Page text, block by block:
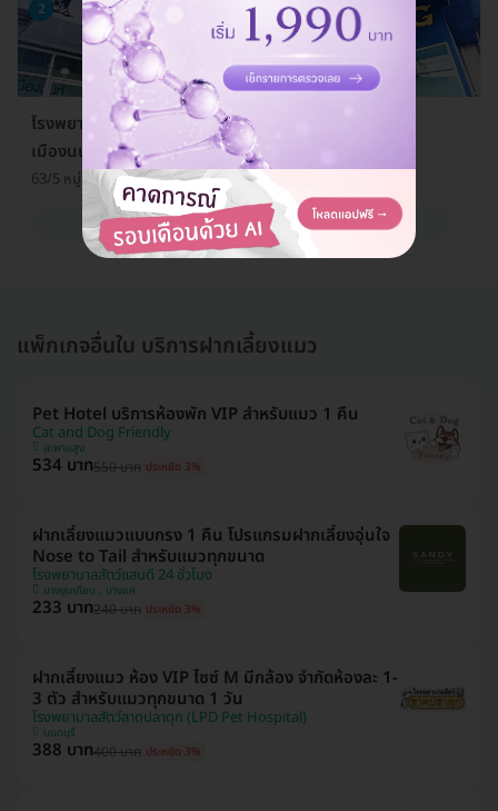
2
โรงพยาบาลสัตว์ลาดปลาดุก (LPD Pet Hospital) สาขา
เมืองนนท์
63/5 หมู่ 10 ถ. ราชพฤกษ์ ต. บางกร่าง อ. เมือง จ. นนทบุรี 11000
ดูรายละเอียด
แพ็กเกจอื่นใน บริการฝากเลี้ยงแมว
Pet Hotel บริการห้องพัก VIP สำหรับแมว 1 คืน
Cat and Dog Friendly
สะพานสูง
534 บาท550 บาท ประหยัด 3%
ฝากเลี้ยงแมวแบบกรง 1 คืน โปรแกรมฝากเลี้ยงอุ่นใจ
Nose to Tail สำหรับแมวทุกขนาด
โรงพยาบาลสัตว์แสนดี 24 ชั่วโมง
บางขุนเทียน , บางแค
233 บาท240 บาท ประหยัด 3%
ฝากเลี้ยงแมว ห้อง VIP ไซซ์ M มีกล้อง จำกัดห้องละ 1-
3 ตัว สำหรับแมวทุกขนาด 1 วัน
โรงพยาบาลสัตว์ลาดปลาดุก (LPD Pet Hospital)
นนทบุรี
388 บาท400 บาท ประหยัด 3%